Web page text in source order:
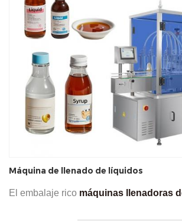
Máquina de llenado de líquidos
El embalaje rico máquinas llenadoras